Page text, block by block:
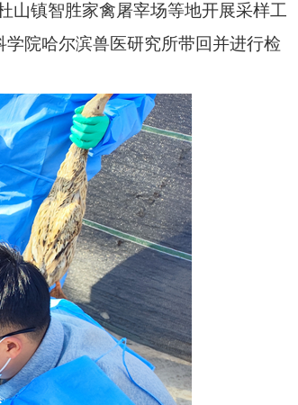
镇智胜家禽屠宰场等地开展采样工
院哈尔滨兽医研究所带回并进行检